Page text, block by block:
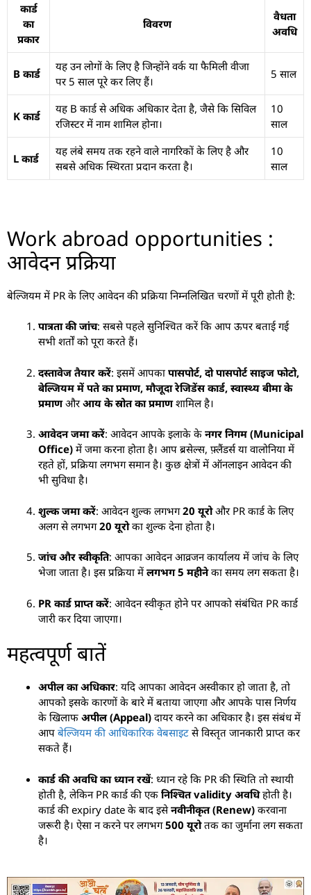
कार्ड
का
प्रकार
विवरण
वैधता
अवधि
B कार्ड
यह उन लोगों के लिए है जिन्होंने वर्क या फैमिली वीजा
पर 5 साल पूरे कर लिए हैं।
5 साल
K कार्ड
यह B कार्ड से अधिक अधिकार देता है, जैसे कि सिविल
रजिस्टर में नाम शामिल होना।
10
साल
L कार्ड
यह लंबे समय तक रहने वाले नागरिकों के लिए है और
सबसे अधिक स्थिरता प्रदान करता है।
10
साल
Work abroad opportunities :
आवेदन प्रक्रिया
बेल्जियम में PR के लिए आवेदन की प्रक्रिया निम्नलिखित चरणों में पूरी होती है:
पात्रता की जांच: सबसे पहले सुनिश्चित करें कि आप ऊपर बताई गई
सभी शर्तों को पूरा करते हैं।
दस्तावेज तैयार करें: इसमें आपका पासपोर्ट, दो पासपोर्ट साइज फोटो,
बेल्जियम में पते का प्रमाण, मौजूदा रेजिडेंस कार्ड, स्वास्थ्य बीमा के
प्रमाणऔरआय के स्रोत का प्रमाणशामिल है।
आवेदन जमा करें: आवेदन आपके इलाके के नगर निगम (Municipal
Office) में जमा करना होता है। आप ब्रसेल्स, फ़्लैंडर्स या वालोनिया में
रहते हों, प्रक्रिया लगभग समान है। कुछ क्षेत्रों में ऑनलाइन आवेदन की
भी सुविधा है।
शुल्क जमा करें: आवेदन शुल्क लगभग20 यूरोऔर PR कार्ड के लिए
अलग से लगभग20 यूरोका शुल्क देना होता है।
जांच और स्वीकृति: आपका आवेदन आव्रजन कार्यालय में जांच के लिए
भेजा जाता है। इस प्रक्रिया मेंलगभग 5 महीनेका समय लग सकता है।
PR कार्ड प्राप्त करें: आवेदन स्वीकृत होने पर आपको संबंधित PR कार्ड
जारी कर दिया जाएगा।
महत्वपूर्ण बातें
अपील का अधिकार: यदि आपका आवेदन अस्वीकार हो जाता है, तो
आपको इसके कारणों के बारे में बताया जाएगा और आपके पास निर्णय
के खिलाफ अपील (Appeal) दायर करने का अधिकार है। इस संबंध में
आप बेल्जियम की आधिकारिक वेबसाइट से विस्तृत जानकारी प्राप्त कर
सकते हैं।
कार्ड की अवधि का ध्यान रखें: ध्यान रहे कि PR की स्थिति तो स्थायी
होती है, लेकिन PR कार्ड की एक निश्चित validity अवधिहोती है।
कार्ड की expiry date के बाद इसेनवीनीकृत (Renew) करवाना
जरूरी है। ऐसा न करने पर लगभग500 यूरोतक का जुर्माना लग सकता
है।